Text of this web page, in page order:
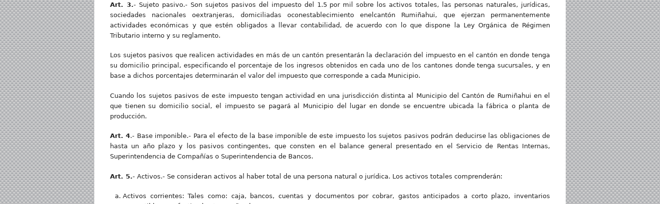
Art. 3.- Sujeto pasivo.- Son sujetos pasivos del impuesto del 1.5 por mil sobre los activos totales, las personas naturales, jurídicas,
sociedades nacionales oextranjeras, domiciliadas oconestablecimiento enelcantón Rumiñahui, que ejerzan permanentemente
actividades económicas y que estén obligados a llevar contabilidad, de acuerdo con lo que dispone la Ley Orgánica de Régimen
Tributario interno y su reglamento.
Los sujetos pasivos que realicen actividades en más de un cantón presentarán la declaración del impuesto en el cantón en donde tenga
su domicilio principal, especificando el porcentaje de los ingresos obtenidos en cada uno de los cantones donde tenga sucursales, y en
base a dichos porcentajes determinarán el valor del impuesto que corresponde a cada Municipio.
Cuando los sujetos pasivos de este impuesto tengan actividad en una jurisdicción distinta al Municipio del Cantón de Rumiñahui en el
que tienen su domicilio social, el impuesto se pagará al Municipio del lugar en donde se encuentre ubicada la fábrica o planta de
producción.
Art. 4.- Base imponible.- Para el efecto de la base imponible de este impuesto los sujetos pasivos podrán deducirse las obligaciones de
hasta un año plazo y los pasivos contingentes, que consten en el balance general presentado en el Servicio de Rentas Internas,
Superintendencia de Compañías o Superintendencia de Bancos.
Art. 5.- Activos.- Se consideran activos al haber total de una persona natural o jurídica. Los activos totales comprenderán:
Activos corrientes: Tales como: caja, bancos, cuentas y documentos por cobrar, gastos anticipados a corto plazo, inventarios